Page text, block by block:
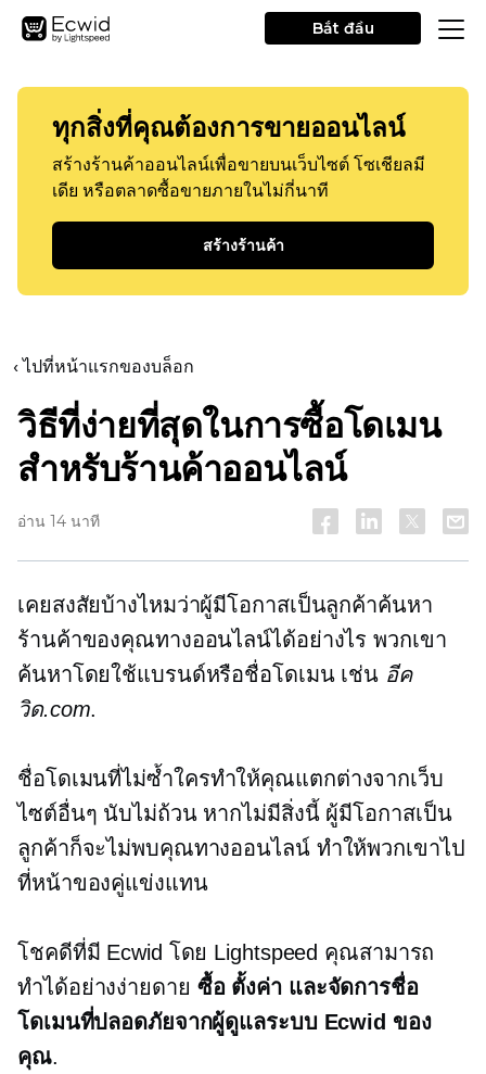
Bắt đầu
ทุกสิ่งที่คุณต้องการขายออนไลน์
สร้างร้านค้าออนไลน์เพื่อขายบนเว็บไซต์ โซเชียลมี
เดีย หรือตลาดซื้อขายภายในไม่กี่นาที
สร้างร้านค้า
‹ ไปที่หน้าแรกของบล็อก
วิธีที่ง่ายที่สุดในการซื้อโดเมน
สำหรับร้านค้าออนไลน์
อ่าน 14 นาที
เคยสงสัยบ้างไหมว่าผู้มีโอกาสเป็นลูกค้าค้นหา
ร้านค้าของคุณทางออนไลน์ได้อย่างไร พวกเขา
ค้นหาโดยใช้แบรนด์หรือชื่อโดเมน เช่น อีค
วิด.com.
ชื่อโดเมนที่ไม่ซ้ำใครทำให้คุณแตกต่างจากเว็บ
ไซต์อื่นๆ นับไม่ถ้วน หากไม่มีสิ่งนี้ ผู้มีโอกาสเป็น
ลูกค้าก็จะไม่พบคุณทางออนไลน์ ทำให้พวกเขาไป
ที่หน้าของคู่แข่งแทน
โชคดีที่มี Ecwid โดย Lightspeed คุณสามารถ
ทำได้อย่างง่ายดาย ซื้อ ตั้งค่า และจัดการชื่อ
โดเมนที่ปลอดภัยจากผู้ดูแลระบบ Ecwid ของ
คุณ.